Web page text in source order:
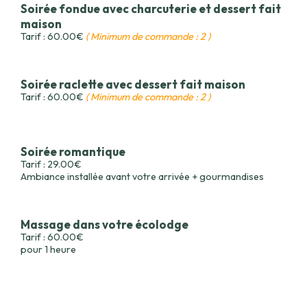
Soirée fondue avec charcuterie et dessert fait
maison
Tarif : 60.00€ ( Minimum de commande : 2 )
Soirée raclette avec dessert fait maison
Tarif : 60.00€ ( Minimum de commande : 2 )
Soirée romantique
Tarif : 29.00€
Ambiance installée avant votre arrivée + gourmandises
Massage dans votre écolodge
Tarif : 60.00€
pour 1 heure